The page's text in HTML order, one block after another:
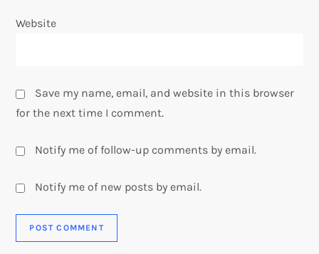
Website
Save my name, email, and website in this browser
for the next time I comment.
Notify me of follow-up comments by email.
Notify me of new posts by email.